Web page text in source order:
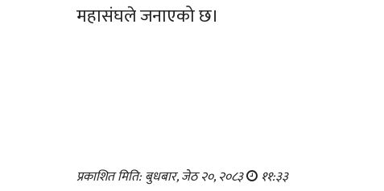
महासंघले जनाएको छ।
प्रकाशित मिति: बुधबार, जेठ २०, २०८३ ११:३३